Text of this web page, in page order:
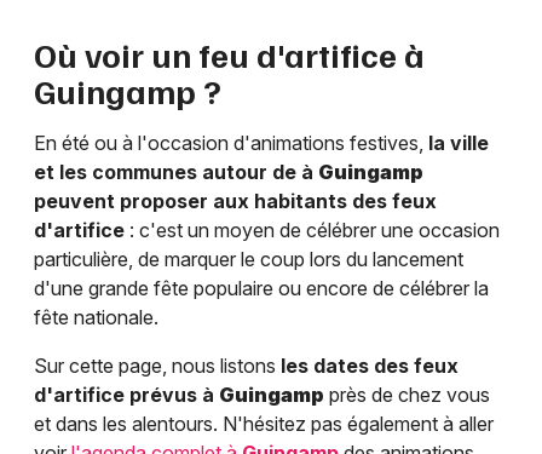
Où voir un feu d'artifice à
Guingamp ?
En été ou à l'occasion d'animations festives, la ville
et les communes autour de à Guingamp
peuvent proposer aux habitants des feux
d'artifice : c'est un moyen de célébrer une occasion
particulière, de marquer le coup lors du lancement
d'une grande fête populaire ou encore de célébrer la
fête nationale.
Sur cette page, nous listons les dates des feux
d'artifice prévus à Guingamp près de chez vous
et dans les alentours. N'hésitez pas également à aller